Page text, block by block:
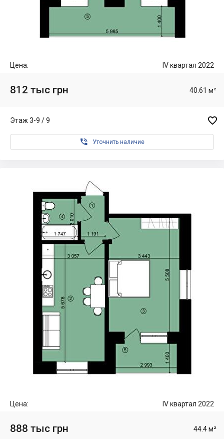
Цена: IV квартал 2022
812 тыс грн 40.61 м²
Этаж 3-9 / 9 
 Уточнить наличие
Цена: IV квартал 2022
888 тыс грн 44.4 м²